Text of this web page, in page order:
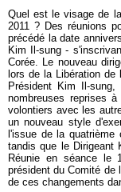
Quel est le visage de
2011 ? Des réunions
précédé la date
Kim Il-sung -
Corée. Le nouveau
lors de la Libération
Président Kim Il-
nombreuses reprises
volontiers avec les
un nouveau style
l'issue de la
tandis que le Dirigeant
Réunie en séance le
président du Comité de
de ces changements